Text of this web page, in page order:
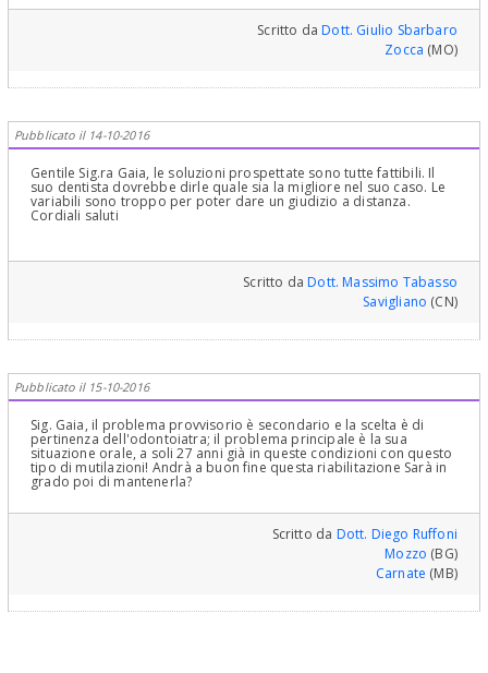
Scritto daDott. Giulio Sbarbaro
Zocca (MO)
Pubblicato il 14-10-2016
Gentile Sig.ra Gaia, le soluzioni prospettate sono tutte fattibili. Il
suo dentista dovrebbe dirle quale sia la migliore nel suo caso. Le
variabili sono troppo per poter dare un giudizio a distanza.
Cordiali saluti
Scritto daDott. Massimo Tabasso
Savigliano (CN)
Pubblicato il 15-10-2016
Sig. Gaia, il problema provvisorio è secondario e la scelta è di
pertinenza dell'odontoiatra; il problema principale è la sua
situazione orale, a soli 27 anni già in queste condizioni con questo
tipo di mutilazioni! Andrà a buon fine questa riabilitazione Sarà in
grado poi di mantenerla?
Scritto da Dott. Diego Ruffoni
Mozzo (BG)
Carnate (MB)